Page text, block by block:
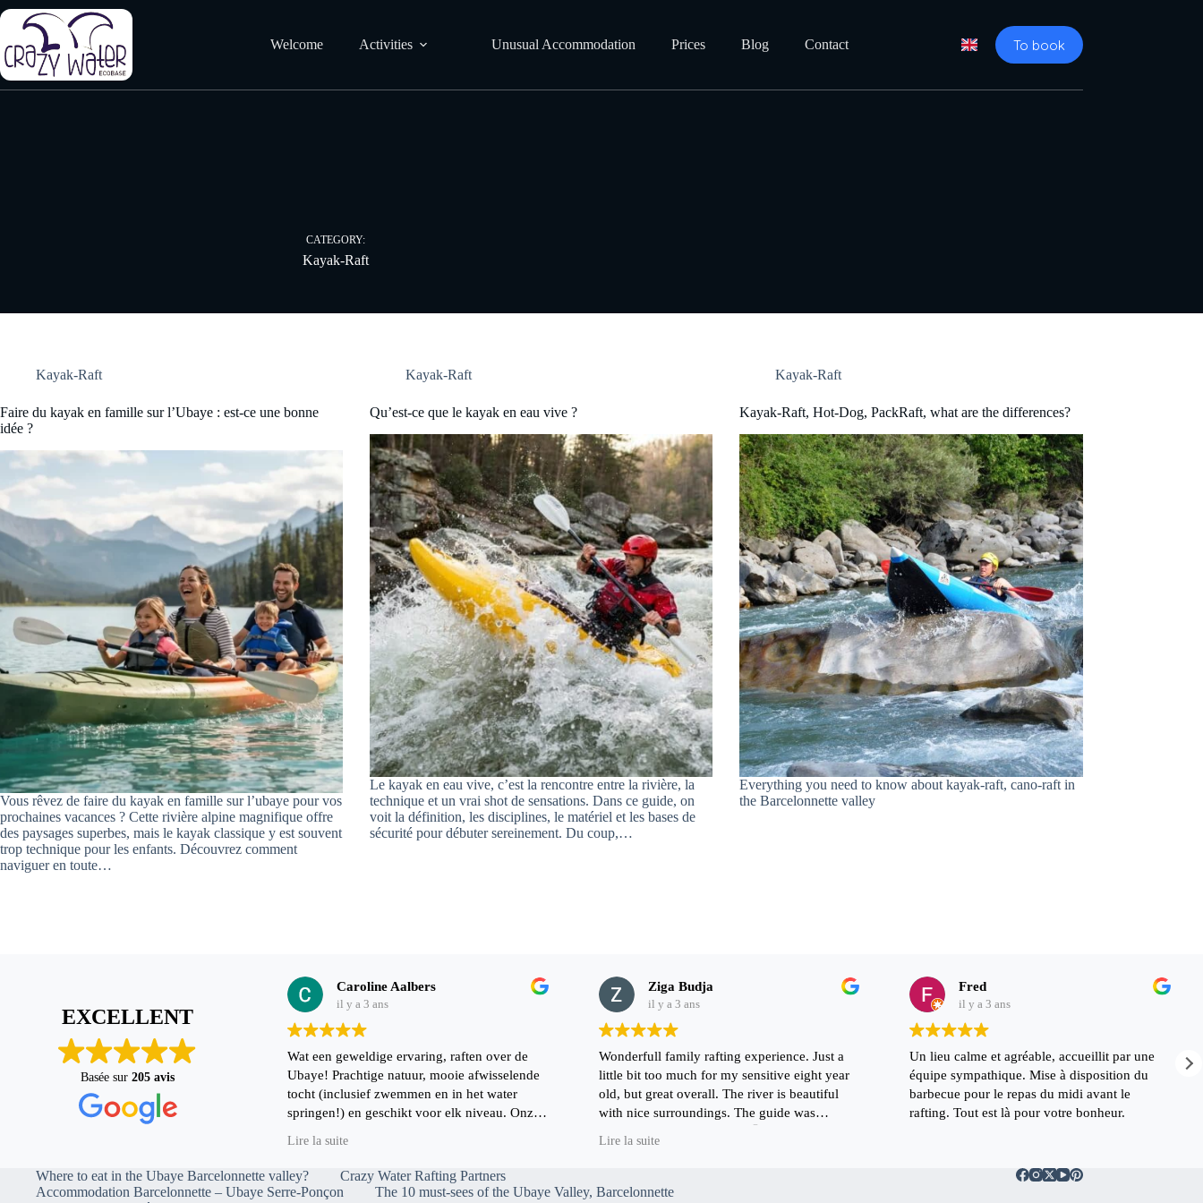
Skip
to
Welcome Activities Unusual Accommodation Prices Blog Contact To book
CATEGORY:
Kayak-Raft
Kayak-Raft
Faire du kayak en famille sur l’Ubaye : est-ce une bonne
idée ?
Vous rêvez de faire du kayak en famille sur l’ubaye pour vos
prochaines vacances ? Cette rivière alpine magnifique offre
des paysages superbes, mais le kayak classique y est souvent
trop technique pour les enfants. Découvrez comment
naviguer en toute…
Kayak-Raft
Qu’est-ce que le kayak en eau vive ?
Le kayak en eau vive, c’est la rencontre entre la rivière, la
technique et un vrai shot de sensations. Dans ce guide, on
voit la définition, les disciplines, le matériel et les bases de
sécurité pour débuter sereinement. Du coup,…
Kayak-Raft
Kayak-Raft, Hot-Dog, PackRaft, what are the differences?
Everything you need to know about kayak-raft, cano-raft in
the Barcelonnette valley
EXCELLENT
Basée sur 205 avis
Caroline Aalbers
il y a 3 ans
Wat een geweldige ervaring, raften over de
Ubaye! Prachtige natuur, mooie afwisselende
tocht (inclusief zwemmen en in het water
springen!) en geschikt voor elk niveau. Onze
en goede gids. Ze willen zeker nog een keer
:-)
Lire la suite
Ziga Budja
il y a 3 ans
Wonderfull family rafting experience. Just a
little bit too much for my sensitive eight year
old, but great overall. The river is beautiful
with nice surroundings. The guide was
stops. If you visit this place, your're not gonna
Lire la suite
Fred
il y a 3 ans
Un lieu calme et agréable, accueillit par une
équipe sympathique. Mise à disposition du
barbecue pour le repas du midi avant le
rafting. Tout est là pour votre bonheur.
Where to eat in the Ubaye Barcelonnette valley?
Crazy Water Rafting Partners
Accommodation Barcelonnette – Ubaye Serre-Ponçon
The 10 must-sees of the Ubaye Valley, Barcelonnette